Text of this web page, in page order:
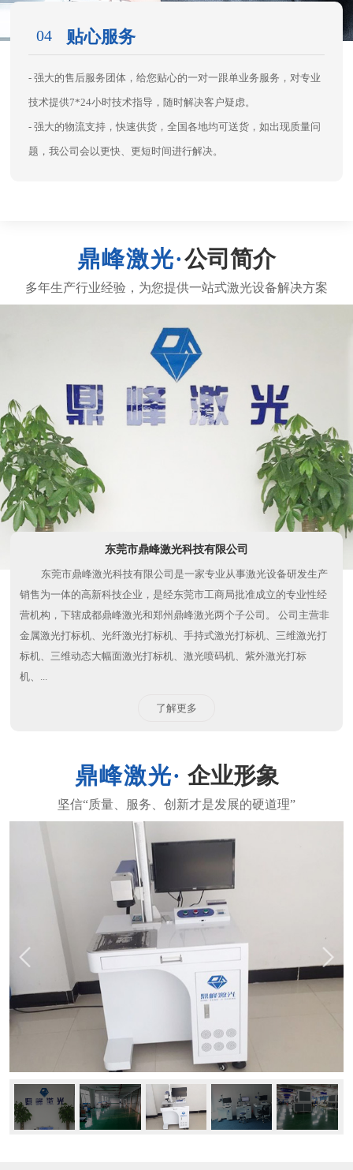
04 贴心服务
- 强大的售后服务团体，给您贴心的一对一跟单业务服务，对专业
技术提供7*24小时技术指导，随时解决客户疑虑。
- 强大的物流支持，快速供货，全国各地均可送货，如出现质量问
题，我公司会以更快、更短时间进行解决。
公司简介
东莞市鼎峰激光科技有限公司
东莞市鼎峰激光科技有限公司是一家专业从事激光设备研发生产
销售为一体的高新科技企业，是经东莞市工商局批准成立的专业性经
营机构，下辖成都鼎峰激光和郑州鼎峰激光两个子公司。 公司主营非
金属激光打标机、光纤激光打标机、手持式激光打标机、三维激光打
标机、三维动态大幅面激光打标机、激光喷码机、紫外激光打标
机、...
了解更多
企业形象